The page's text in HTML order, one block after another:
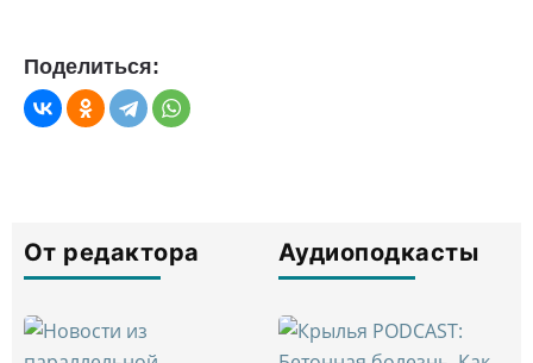
Поделиться:
От редактора Аудиоподкасты